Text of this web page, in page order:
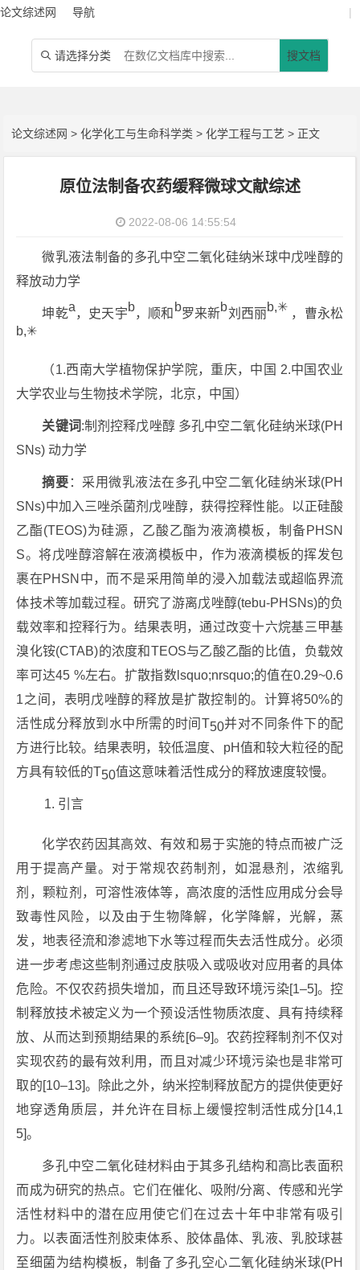
论文综述网 导航 |
 请选择分类 搜文档
论文综述网 >化学化工与生命科学类 >化学工程与工艺 > 正文
原位法制备农药缓释微球文献综述
2022-08-06 14:55:54
微乳液法制备的多孔中空二氧化硅纳米球中戊唑醇的
释放动力学
坤乾a，史天宇b，顺和 b罗来新b刘西丽b,✳ ，曹永松
b,✳
（1.西南大学植物保护学院，重庆，中国 2.中国农业
大学农业与生物技术学院，北京，中国）
关键词 :制剂控释戊唑醇 多孔中空二氧化硅纳米球(PH
SNs) 动力学
摘要 ：采用微乳液法在多孔中空二氧化硅纳米球(PH
SNs)中加入三唑杀菌剂戊唑醇，获得控释性能。以正硅酸
乙酯(TEOS)为硅源，乙酸乙酯为液滴模板，制备PHSN
S。将戊唑醇溶解在液滴模板中，作为液滴模板的挥发包
裹在PHSN中，而不是采用简单的浸入加载法或超临界流
体技术等加载过程。研究了游离戊唑醇(tebu-PHSNs)的负
载效率和控释行为。结果表明，通过改变十六烷基三甲基
溴化铵(CTAB)的浓度和TEOS与乙酸乙酯的比值，负载效
率可达45 %左右。扩散指数lsquo;nrsquo;的值在0.29~0.6
1之间，表明戊唑醇的释放是扩散控制的。计算将50%的
活性成分释放到水中所需的时间T50并对不同条件下的配
方进行比较。结果表明，较低温度、pH值和较大粒径的配
方具有较低的T50值这意味着活性成分的释放速度较慢。
引言
化学农药因其高效、有效和易于实施的特点而被广泛
用于提高产量。对于常规农药制剂，如混悬剂，浓缩乳
剂，颗粒剂，可溶性液体等，高浓度的活性应用成分会导
致毒性风险，以及由于生物降解，化学降解，光解，蒸
发，地表径流和渗滤地下水等过程而失去活性成分。必须
进一步考虑这些制剂通过皮肤吸入或吸收对应用者的具体
危险。不仅农药损失增加，而且还导致环境污染[1–5]。控
制释放技术被定义为一个预设活性物质浓度、具有持续释
放、从而达到预期结果的系统[6–9]。农药控释制剂不仅对
实现农药的最有效利用，而且对减少环境污染也是非常可
取的[10–13]。除此之外，纳米控制释放配方的提供使更好
地穿透角质层，并允许在目标上缓慢控制活性成分[14,1
5]。
多孔中空二氧化硅材料由于其多孔结构和高比表面积
而成为研究的热点。它们在催化、吸附/分离、传感和光学
活性材料中的潜在应用使它们在过去十年中非常有吸引
力。以表面活性剂胶束体系、胶体晶体、乳液、乳胶球甚
至细菌为结构模板，制备了多孔空心二氧化硅纳米球(PH